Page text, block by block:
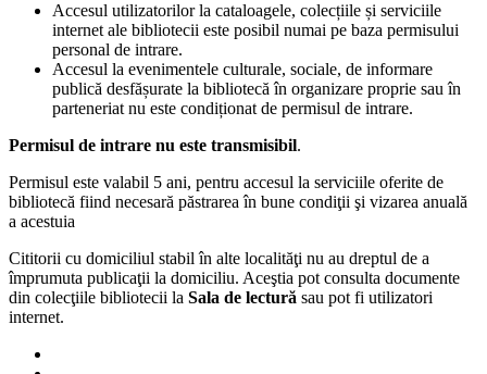
Accesul utilizatorilor la cataloagele, colecțiile și serviciile
internet ale bibliotecii este posibil numai pe baza permisului
personal de intrare.
Accesul la evenimentele culturale, sociale, de informare
publică desfășurate la bibliotecă în organizare proprie sau în
parteneriat nu este condiționat de permisul de intrare.
Permisul de intrare nu este transmisibil.
Permisul este valabil 5 ani, pentru accesul la serviciile oferite de
bibliotecă fiind necesară păstrarea în bune condiţii şi vizarea anuală
a acestuia
Cititorii cu domiciliul stabil în alte localităţi nu au dreptul de a
împrumuta publicaţii la domiciliu. Aceştia pot consulta documente
din colecţiile bibliotecii la Sala de lectură sau pot fi utilizatori
internet.